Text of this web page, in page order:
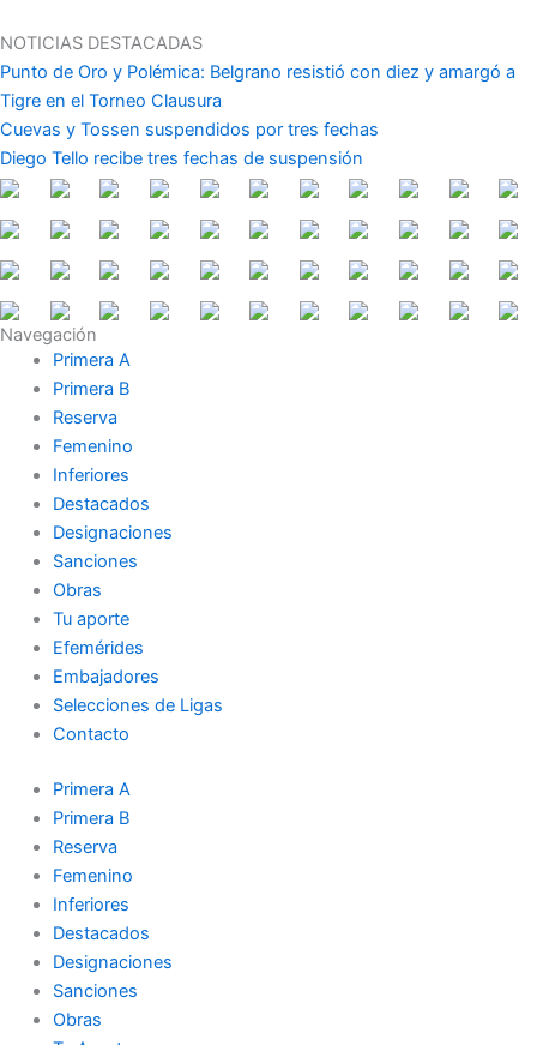
al
contenido
NOTICIAS DESTACADAS
Punto de Oro y Polémica: Belgrano resistió con diez y amargó a
Tigre en el Torneo Clausura
Cuevas y Tossen suspendidos por tres fechas
Diego Tello recibe tres fechas de suspensión
Navegación
Primera A
Primera B
Reserva
Femenino
Inferiores
Destacados
Designaciones
Sanciones
Obras
Tu aporte
Efemérides
Embajadores
Selecciones de Ligas
Contacto
Primera A
Primera B
Reserva
Femenino
Inferiores
Destacados
Designaciones
Sanciones
Obras